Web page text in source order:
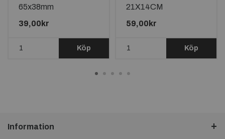
65x38mm
39,00kr
Köp
21X14CM
59,00kr
Köp
Information